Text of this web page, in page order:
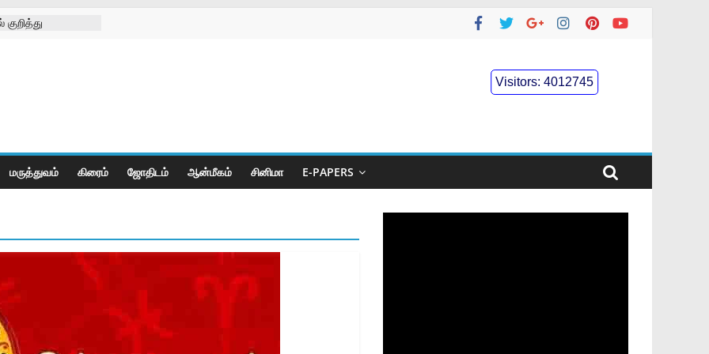
Visitors:4012745
மருத்துவம் கிரைம் ஜோ‌திட‌ம் ஆன்மீகம் சினிமா E-PAPERS